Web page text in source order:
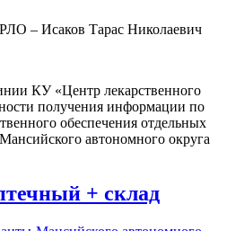
– Исаков Тарас Николаевич
КУ «Центр лекарственного
получения информации по
обеспечения отдельных
автономного округа
+ склад